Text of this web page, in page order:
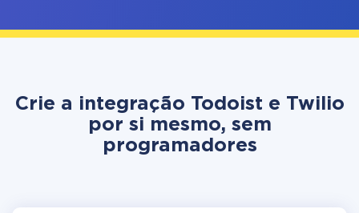
Crie a integração Todoist e Twilio
por si mesmo, sem
programadores